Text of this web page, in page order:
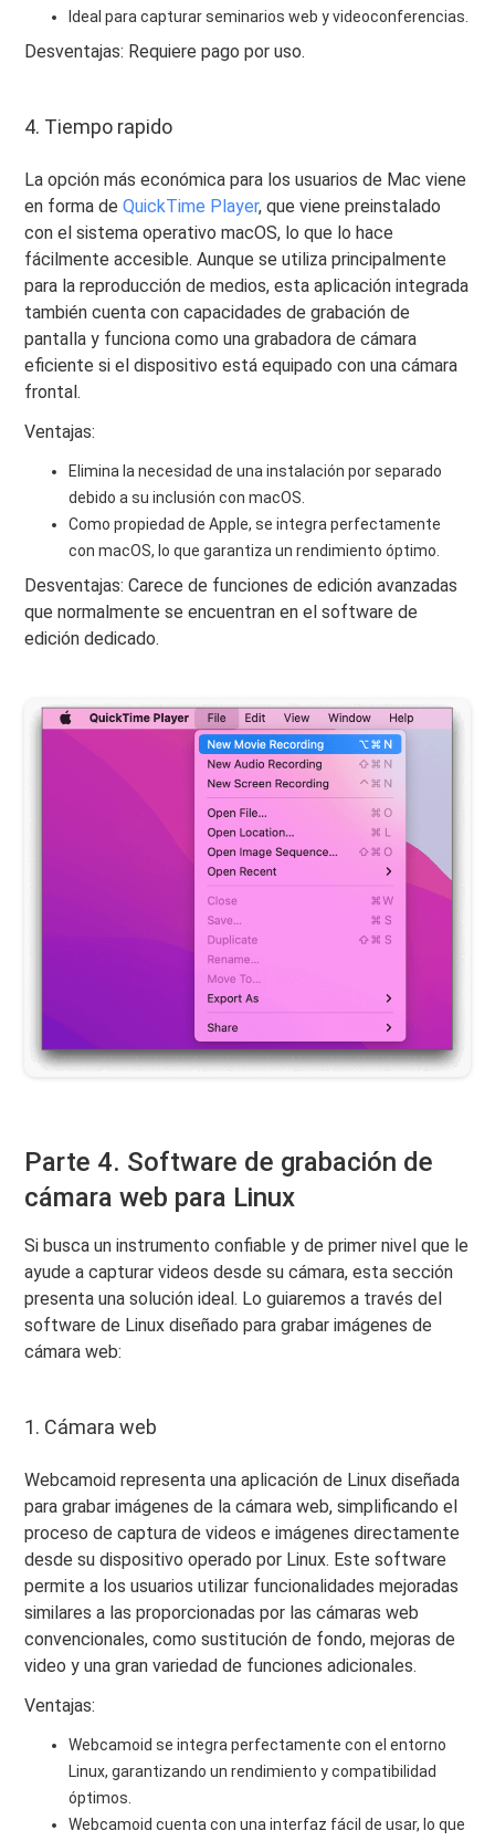
Ideal para capturar seminarios web y videoconferencias.
Desventajas: Requiere pago por uso.
4. Tiempo rapido
La opción más económica para los usuarios de Mac viene
en forma deQuickTime Player, que viene preinstalado
con el sistema operativo macOS, lo que lo hace
fácilmente accesible. Aunque se utiliza principalmente
para la reproducción de medios, esta aplicación integrada
también cuenta con capacidades de grabación de
pantalla y funciona como una grabadora de cámara
eficiente si el dispositivo está equipado con una cámara
frontal.
Ventajas:
Elimina la necesidad de una instalación por separado
debido a su inclusión con macOS.
Como propiedad de Apple, se integra perfectamente
con macOS, lo que garantiza un rendimiento óptimo.
Desventajas: Carece de funciones de edición avanzadas
que normalmente se encuentran en el software de
edición dedicado.
Parte 4. Software de grabación de
cámara web para Linux
Si busca un instrumento confiable y de primer nivel que le
ayude a capturar videos desde su cámara, esta sección
presenta una solución ideal. Lo guiaremos a través del
software de Linux diseñado para grabar imágenes de
cámara web:
1. Cámara web
Webcamoid representa una aplicación de Linux diseñada
para grabar imágenes de la cámara web, simplificando el
proceso de captura de videos e imágenes directamente
desde su dispositivo operado por Linux. Este software
permite a los usuarios utilizar funcionalidades mejoradas
similares a las proporcionadas por las cámaras web
convencionales, como sustitución de fondo, mejoras de
video y una gran variedad de funciones adicionales.
Ventajas:
Webcamoid se integra perfectamente con el entorno
Linux, garantizando un rendimiento y compatibilidad
óptimos.
Webcamoid cuenta con una interfaz fácil de usar, lo que